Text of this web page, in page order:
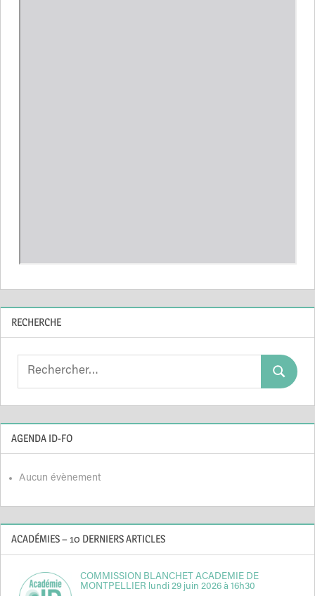
RECHERCHE
Search
Search
AGENDA ID-FO
Aucun évènement
ACADÉMIES – 10 DERNIERS ARTICLES
COMMISSION BLANCHET ACADEMIE DE
MONTPELLIER lundi 29 juin 2026 à 16h30